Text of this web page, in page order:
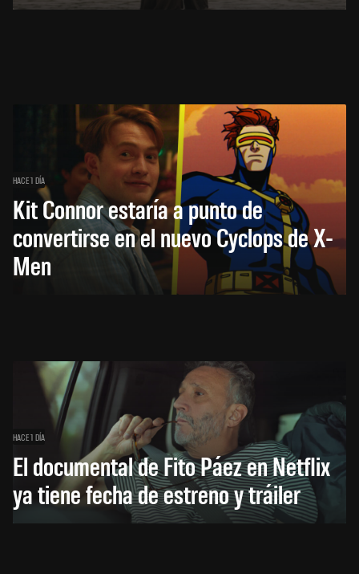
HACE 1 DÍA
Kit Connor estaría a punto de
convertirse en el nuevo Cyclops de X-
Men
HACE 1 DÍA
El documental de Fito Páez en Netflix
ya tiene fecha de estreno y tráiler